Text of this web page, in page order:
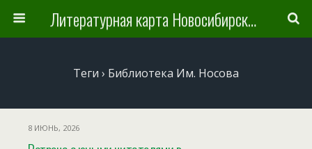
Литературная карта Новосибирска и Новосибирской области
Теги › Библиотека Им. Носова
8 ИЮНЬ, 2026